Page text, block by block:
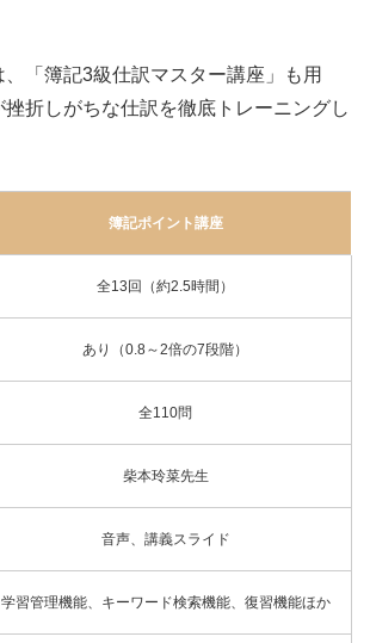
、「簿記3級仕訳マスター講座」も用
折しがちな仕訳を徹底トレーニングし
簿記ポイント講座
全13回（約2.5時間）
あり（0.8～2倍の7段階）
全110問
柴本玲菜先生
音声、講義スライド
学習管理機能、キーワード検索機能、復習機能ほか